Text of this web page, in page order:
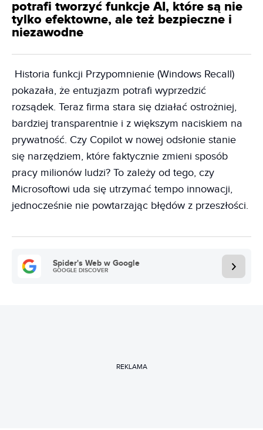
potrafi tworzyć funkcje AI, które są nie
tylko efektowne, ale też bezpieczne i
niezawodne
Historia funkcji Przypomnienie (Windows Recall)
pokazała, że entuzjazm potrafi wyprzedzić
rozsądek. Teraz firma stara się działać ostrożniej,
bardziej transparentnie i z większym naciskiem na
prywatność. Czy Copilot w nowej odsłonie stanie
się narzędziem, które faktycznie zmieni sposób
pracy milionów ludzi? To zależy od tego, czy
Microsoftowi uda się utrzymać tempo innowacji,
jednocześnie nie powtarzając błędów z przeszłości.
Spider's Web w Google
GOOGLE DISCOVER
REKLAMA